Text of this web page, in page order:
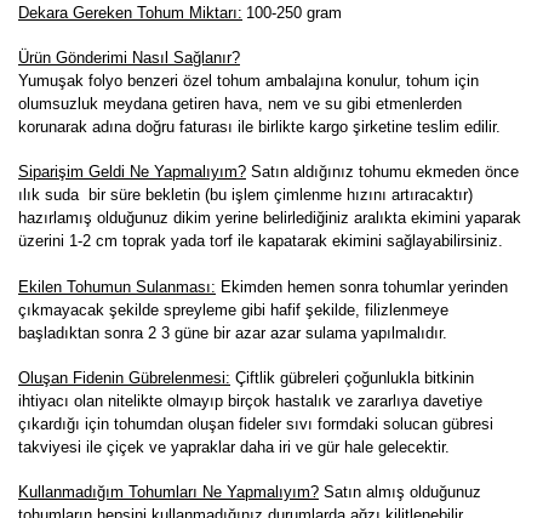
Dekara Gereken Tohum Miktarı: 100-250 gram
Ürün Gönderimi Nasıl Sağlanır?
Yumuşak folyo benzeri özel tohum ambalajına konulur, tohum için
olumsuzluk meydana getiren hava, nem ve su gibi etmenlerden
korunarak adına doğru faturası ile birlikte kargo şirketine teslim edilir.
Siparişim Geldi Ne Yapmalıyım? Satın aldığınız tohumu ekmeden önce
ılık suda bir süre bekletin (bu işlem çimlenme hızını artıracaktır)
hazırlamış olduğunuz dikim yerine belirlediğiniz aralıkta ekimini yaparak
üzerini 1-2 cm toprak yada torf ile kapatarak ekimini sağlayabilirsiniz.
Ekilen Tohumun Sulanması: Ekimden hemen sonra tohumlar yerinden
çıkmayacak şekilde spreyleme gibi hafif şekilde, filizlenmeye
başladıktan sonra 2 3 güne bir azar azar sulama yapılmalıdır.
Oluşan Fidenin Gübrelenmesi: Çiftlik gübreleri çoğunlukla bitkinin
ihtiyacı olan nitelikte olmayıp birçok hastalık ve zararlıya davetiye
çıkardığı için tohumdan oluşan fideler sıvı formdaki solucan gübresi
takviyesi ile çiçek ve yapraklar daha iri ve gür hale gelecektir.
Kullanmadığım Tohumları Ne Yapmalıyım? Satın almış olduğunuz